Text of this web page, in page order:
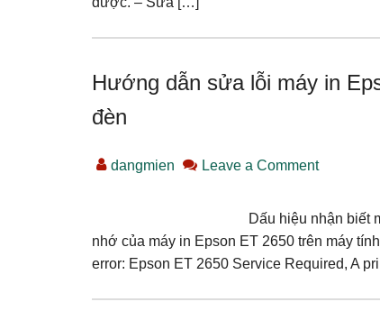
Hướng dẫn sửa lỗi máy in
đèn
dangmien Leave a Comment
Dấu hiệu nhận biết
nhớ của máy in Epson ET 2650 trên máy
error: Epson ET 2650 Service Required, A